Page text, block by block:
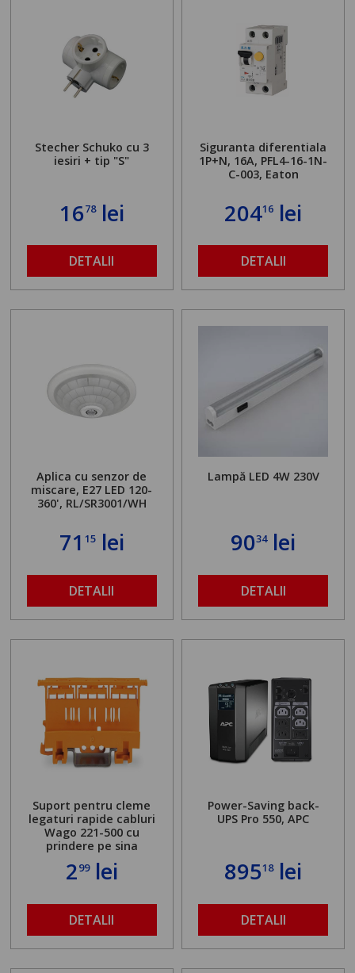
Stecher Schuko cu 3
iesiri + tip "S"
1678lei
DETALII
Siguranta diferentiala
1P+N, 16A, PFL4-16-1N-
C-003, Eaton
20416 lei
DETALII
Aplica cu senzor de
miscare, E27 LED 120-
360', RL/SR3001/WH
71 15lei
DETALII
Lampă LED 4W 230V
9034lei
DETALII
Suport pentru cleme
legaturi rapide cabluri
Wago 221-500 cu
prindere pe sina
299lei
DETALII
Power-Saving back-
UPS Pro 550, APC
89518lei
DETALII